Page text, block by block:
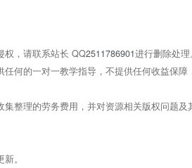
权，请联系站长 QQ2511786901进行删除处理。
何的一对一教学指导，不提供任何收益保
整理的劳务费用，并对资源相关版权问题
。